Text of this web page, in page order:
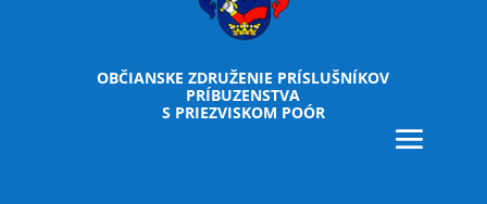
OBČIANSKE ZDRUŽENIE PRÍSLUŠNÍKOV
PRÍBUZENSTVA
S PRIEZVISKOM POÓR